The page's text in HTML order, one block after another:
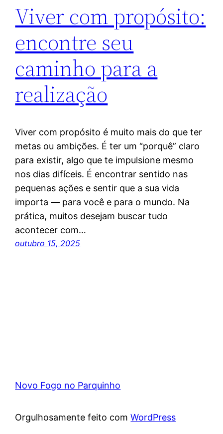
Viver com propósito:
encontre seu
caminho para a
realização
Viver com propósito é muito mais do que ter
metas ou ambições. É ter um “porquê” claro
para existir, algo que te impulsione mesmo
nos dias difíceis. É encontrar sentido nas
pequenas ações e sentir que a sua vida
importa — para você e para o mundo. Na
prática, muitos desejam buscar tudo
acontecer com…
outubro 15, 2025
Novo Fogo no Parquinho
Orgulhosamente feito comWordPress